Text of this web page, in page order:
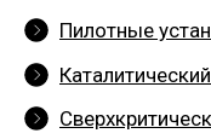
Пилотные